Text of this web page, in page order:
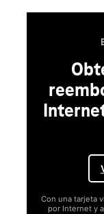
en
de T-
al suscribirse
de Internet